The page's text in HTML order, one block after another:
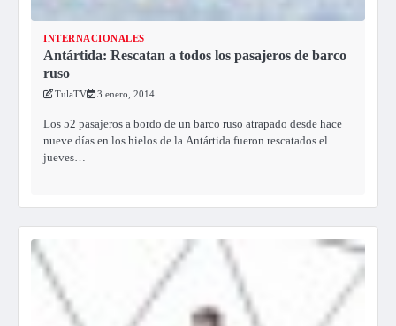
INTERNACIONALES
Antártida: Rescatan a todos los pasajeros de barco
ruso
TulaTV 3 enero, 2014
Los 52 pasajeros a bordo de un barco ruso atrapado desde hace
nueve días en los hielos de la Antártida fueron rescatados el
jueves…